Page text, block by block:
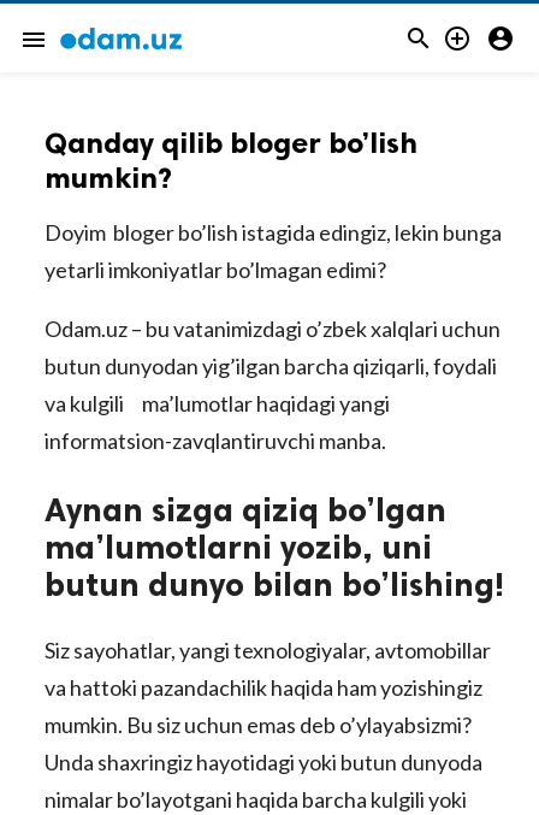
menu   
Qanday qilib bloger bo’lish
mumkin?
Doyim bloger bo’lish istagida edingiz, lekin bunga
yetarli imkoniyatlar bo’lmagan edimi?
Odam.uz – bu vatanimizdagi o’zbek xalqlari uchun
butun dunyodan yig’ilgan barcha qiziqarli, foydali
va kulgili ma’lumotlar haqidagi yangi
informatsion-zavqlantiruvchi manba.
Aynan sizga qiziq bo’lgan
ma’lumotlarni yozib, uni
butun dunyo bilan bo’lishing!
Siz sayohatlar, yangi texnologiyalar, avtomobillar
va hattoki pazandachilik haqida ham yozishingiz
mumkin. Bu siz uchun emas deb o’ylayabsizmi?
Unda shaxringiz hayotidagi yoki butun dunyoda
nimalar bo’layotgani haqida barcha kulgili yoki